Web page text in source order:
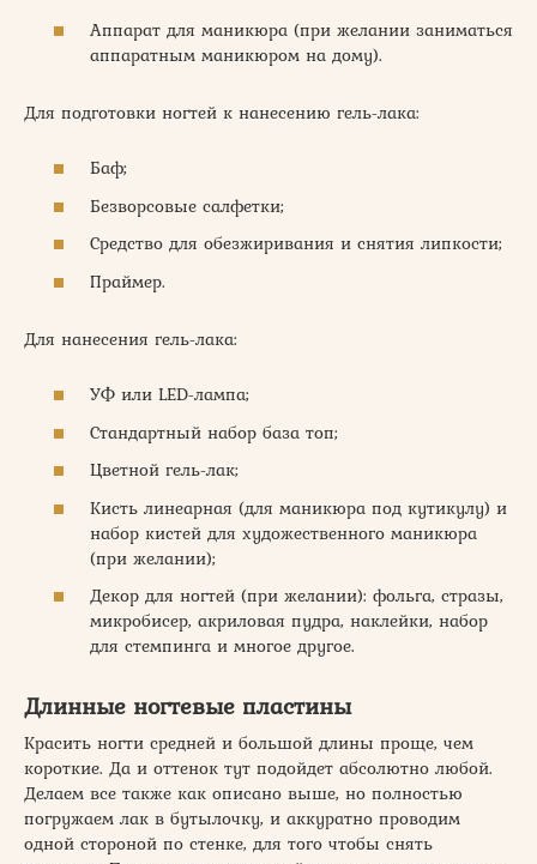
Аппарат для маникюра (при желании заниматься
аппаратным маникюром на дому).
Для подготовки ногтей к нанесению гель-лака:
Баф;
Безворсовые салфетки;
Средство для обезжиривания и снятия липкости;
Праймер.
Для нанесения гель-лака:
УФ или LED-лампа;
Стандартный набор база топ;
Цветной гель-лак;
Кисть линеарная (для маникюра под кутикулу) и
набор кистей для художественного маникюра
(при желании);
Декор для ногтей (при желании): фольга, стразы,
микробисер, акриловая пудра, наклейки, набор
для стемпинга и многое другое.
Длинные ногтевые пластины
Красить ногти средней и большой длины проще, чем
короткие. Да и оттенок тут подойдет абсолютно любой.
Делаем все также как описано выше, но полностью
погружаем лак в бутылочку, и аккуратно проводим
одной стороной по стенке, для того чтобы снять